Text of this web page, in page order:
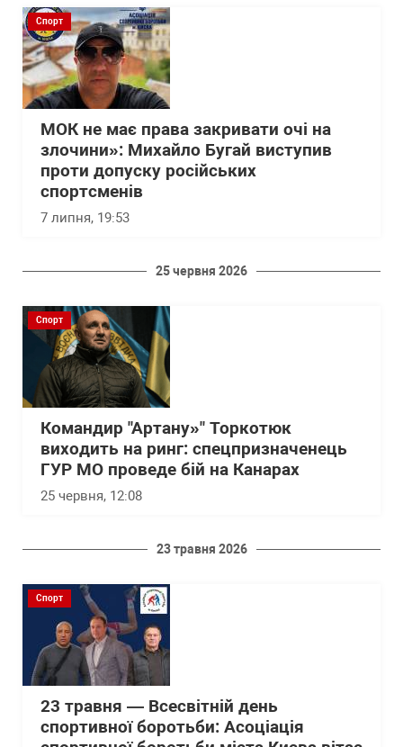
Спорт
МОК не має права закривати очі на
злочини»: Михайло Бугай виступив
проти допуску російських
спортсменів
7 липня, 19:53
25 червня 2026
Спорт
Командир "Артану»" Торкотюк
виходить на ринг: спецпризначенець
ГУР МО проведе бій на Канарах
25 червня, 12:08
23 травня 2026
Спорт
23 травня — Всесвітній день
спортивної боротьби: Асоціація